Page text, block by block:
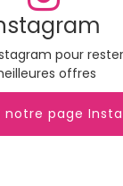
pour
offres
notre page